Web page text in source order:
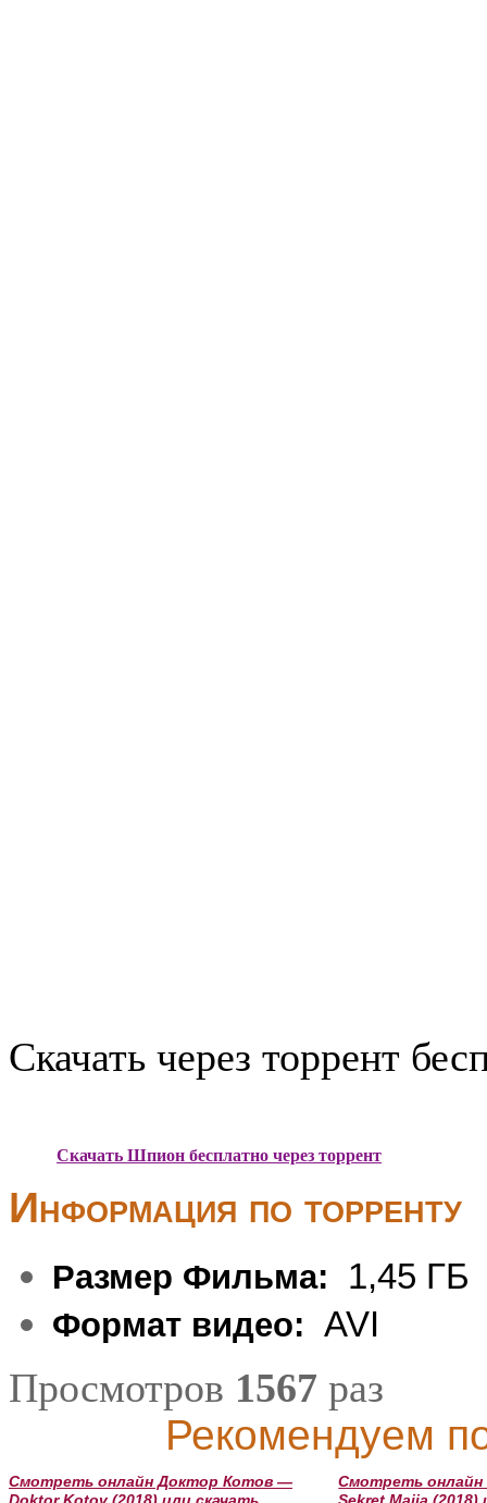
Скачать через торрент
Скачать Шпион бесплатно через торрент
Информация по торренту
Размер Фильма: 1,45 ГБ
Формат видео: AVI
Просмотров 1567 раз
Рекомендуем
Смотреть онлайн Доктор Котов —
Doktor Kotov (2018) или скачать
Смотреть
Sekret Majja (2018)